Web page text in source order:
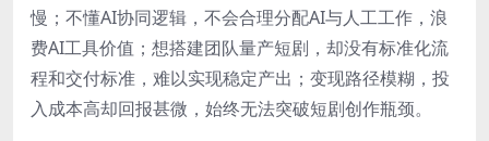
慢；不懂AI协同逻辑，不会合理分配AI与人工工作，浪
费AI工具价值；想搭建团队量产短剧，却没有标准化流
程和交付标准，难以实现稳定产出；变现路径模糊，投
入成本高却回报甚微，始终无法突破短剧创作瓶颈。